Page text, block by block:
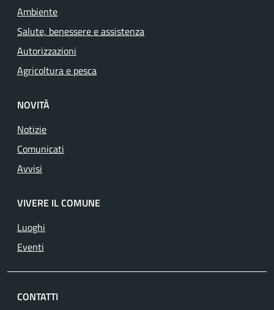
Ambiente
Salute, benessere e assistenza
Autorizzazioni
Agricoltura e pesca
NOVITÀ
Notizie
Comunicati
Avvisi
VIVERE IL COMUNE
Luoghi
Eventi
CONTATTI